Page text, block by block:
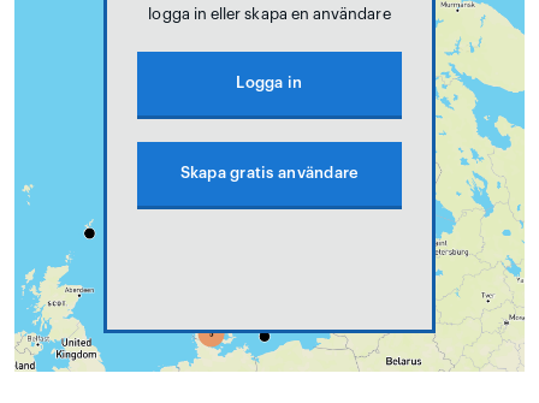
logga in eller skapa en användare
Logga in
Skapa gratis användare